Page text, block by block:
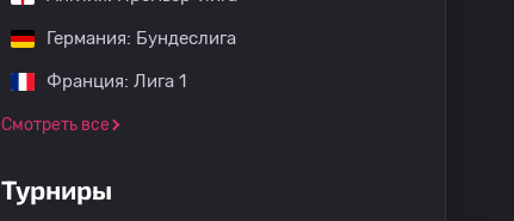
Германия: Бундеслига
Франция: Лига 1
Смотреть все
Турниры